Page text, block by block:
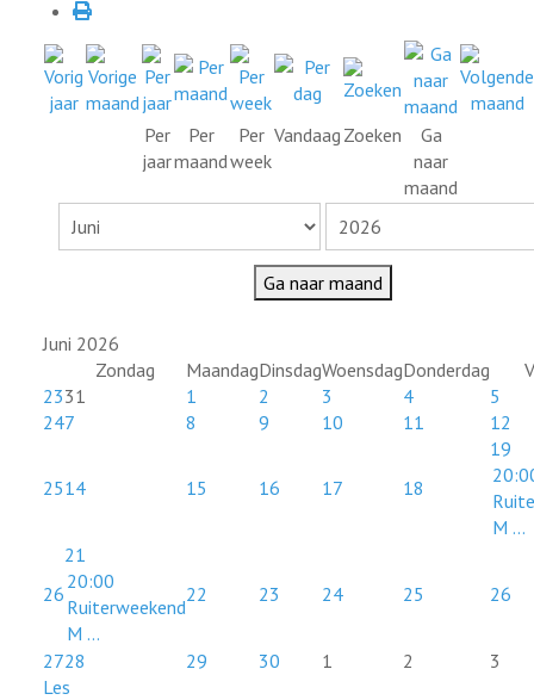
Per
jaar
Per
maand
Per
week
Vandaag Zoeken
Ga
naar
maand
Ga naar maand
Juni 2026
Zondag
MaandagDinsdagWoensdagDonderdag
2331 1 2 3 4
5
247 8 9 10 11 12
2514 15 16 17 18
19
M ...
26
21
20:00
Ruiterweekend
M ...
22 23 24 25 26
2728 29 30 1 2
3
Les